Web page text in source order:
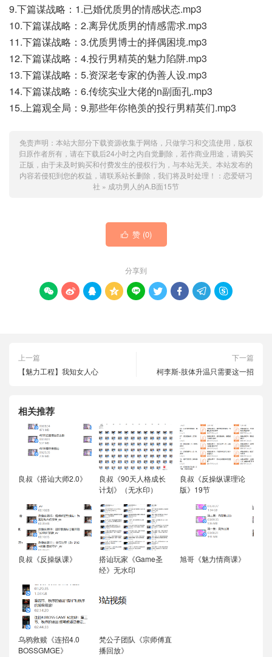
9.下篇谋战略：1.已婚优质男的情感状态.mp3
10.下篇谋战略：2.离异优质男的情感需求.mp3
11.下篇谋战略：3.优质男博士的择偶困境.mp3
12.下篇谋战略：4.投行男精英的魅力陷阱.mp3
13.下篇谋战略：5.资深老专家的伪善人设.mp3
14.下篇谋战略：6.传统实业大佬的n副面孔.mp3
15.上篇观全局：9.那些年你艳羡的投行男精英们.mp3
免责声明：本站大部分下载资源收集于网络，只做学习和交流使用，版权
归原作者所有，请在下载后24小时之内自觉删除，若作商业用途，请购买
正版，由于未及时购买和付费发生的侵权行为，与本站无关。本站发布的
内容若侵犯到您的权益，请联系站长删除，我们将及时处理！： 恋爱研习
社 » 成功男人的A.B面15节
 赞 (0)
分享到
        
上一篇
【魅力工程】我知女人心
下一篇
柯李斯-肢体升温只需要这一招
相关推荐
良叔《搭讪大师2.0》
良叔《90天人格成长
计划》（无水印）
良叔《反操纵课理论
版》19节
良叔《反操纵课》
搭讪玩家《Game圣
经》无水印
旭哥《魅力情商课》
乌鸦救赎《连招4.0
BOSSGMGE》
梵公子团队《宗师傅直
播回放》